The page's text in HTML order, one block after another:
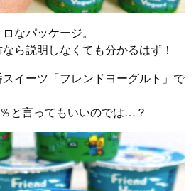
なパッケージ。
ら説明しなくても分かるはず！
イーツ「フレンドヨーグルト」で
と言ってもいいのでは…？